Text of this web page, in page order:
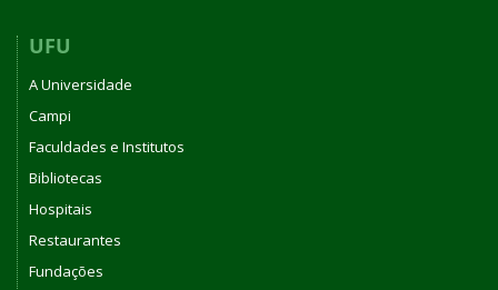
UFU
A Universidade
Campi
Faculdades e Institutos
Bibliotecas
Hospitais
Restaurantes
Fundações